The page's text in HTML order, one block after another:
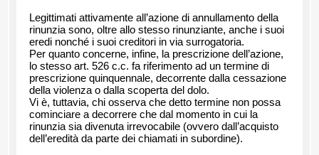
Legittimati attivamente all’azione di annullamento della
rinunzia sono, oltre allo stesso rinunziante, anche i suoi
eredi nonché i suoi creditori in via surrogatoria.
Per quanto concerne, infine, la prescrizione dell’azione,
lo stesso art. 526 c.c. fa riferimento ad un termine di
prescrizione quinquennale, decorrente dalla cessazione
della violenza o dalla scoperta del dolo.
Vi è, tuttavia, chi osserva che detto termine non possa
cominciare a decorrere che dal momento in cui la
rinunzia sia divenuta irrevocabile (ovvero dall’acquisto
dell’eredità da parte dei chiamati in subordine).